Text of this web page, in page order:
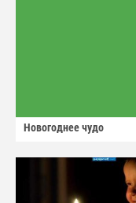
Новогоднее чудо